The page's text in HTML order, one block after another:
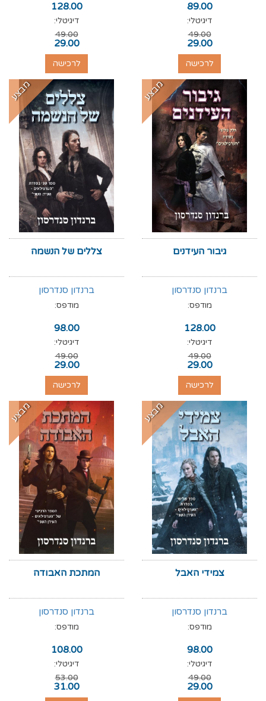
89.00
דיגיטלי:
49.00
29.00
לרכישה
128.00
דיגיטלי:
49.00
29.00
לרכישה
מבצע
גיבור העידנים
ברנדון סנדרסון
מודפס:
128.00
דיגיטלי:
49.00
29.00
לרכישה
מבצע
צללים של הנשמה
ברנדון סנדרסון
מודפס:
98.00
דיגיטלי:
49.00
29.00
לרכישה
מבצע
צמידי האבל
ברנדון סנדרסון
מודפס:
98.00
דיגיטלי:
49.00
29.00
מבצע
המתכת האבודה
ברנדון סנדרסון
מודפס:
108.00
דיגיטלי:
53.00
31.00